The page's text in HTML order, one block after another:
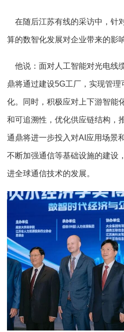
在随后江苏有线的采访中，针
算的数智化发展对企业带来的影
他说：面对人工智能对光电线
鼎将通过建设5G工厂，实现管
化。同时，积极应对上下游智能
和可追溯性，优化供应链结构，
通鼎将进一步投入对AI应用场景
不断加强通信等基础设施的建设
进全球通信技术的发展。